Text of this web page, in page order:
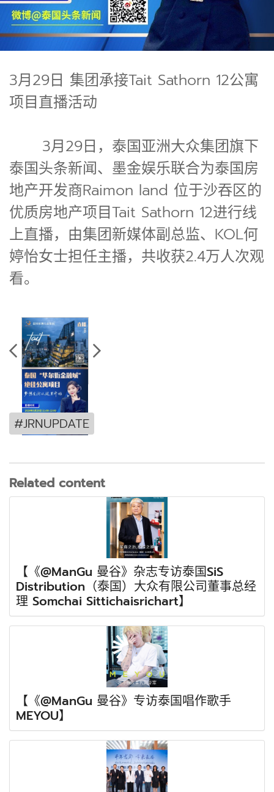
3月29日 集团承接Tait Sathorn 12公寓
项目直播活动
3月29日，泰国亚洲大众集团旗下
泰国头条新闻、墨金娱乐联合为泰国房
地产开发商Raimon land 位于沙吞区的
优质房地产项目Tait Sathorn 12进行线
上直播，由集团新媒体副总监、KOL何
婷怡女士担任主播，共收获2.4万人次观
看。
#JRNUPDATE
Related content
【《@ManGu 曼谷》杂志专访泰国SiS
Distribution（泰国）大众有限公司董事总经
理 Somchai Sittichaisrichart】
【《@ManGu 曼谷》专访泰国唱作歌手
MEYOU】